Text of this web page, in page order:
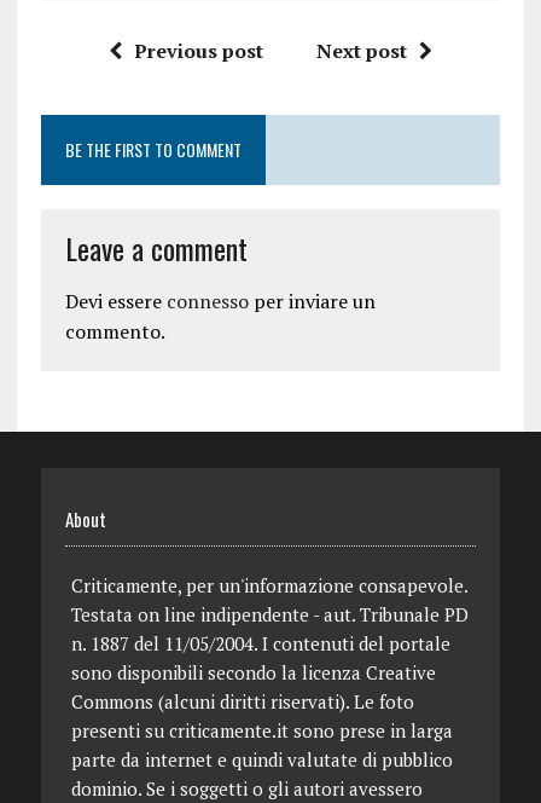
Previous post Next post
BE THE FIRST TO COMMENT
Leave a comment
Devi essere connessoper inviare un
commento.
About
Criticamente, per un'informazione consapevole.
Testata on line indipendente - aut. Tribunale PD
n. 1887 del 11/05/2004. I contenuti del portale
sono disponibili secondo la licenza Creative
Commons (alcuni diritti riservati). Le foto
presenti su criticamente.it sono prese in larga
parte da internet e quindi valutate di pubblico
dominio. Se i soggetti o gli autori avessero